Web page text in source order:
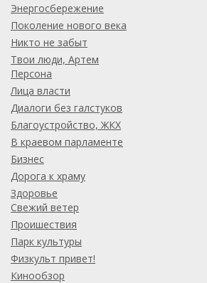
Энергосбережение
Поколение нового века
Никто не забыт
Твои люди, Артем
Персона
Лица власти
Диалоги без галстуков
Благоустройство, ЖКХ
В краевом парламенте
Бизнес
Дорога к храму
Здоровье
Свежий ветер
Проишествия
Парк культуры
Физкульт привет!
Кинообзор